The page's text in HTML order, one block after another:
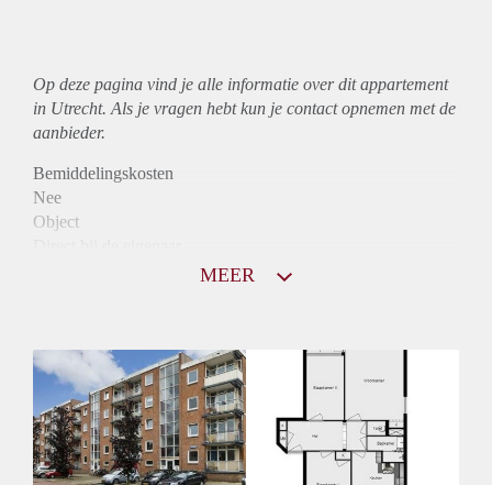
Op deze pagina vind je alle informatie over ditappartement
in Utrecht. Als je vragen hebt kun je contact opnemen met de
aanbieder.
Bemiddelingskosten
Nee
Object
Huurtoeslag
Niet mogelijk
Inkomen eis
3,2 X Maandhuur Bruto
Huurtermijn
MEER